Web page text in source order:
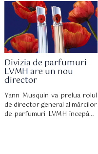
zeci de mii de oameni vin
pentru trei zile de muzică,
artă, nopți lungi și experiențe
care definesc vara. La 15 ani
de la prima ediție, Summer
Well revine cu un line-up
eclectic și un univers
construit în jurul culturii
contemporane.
Divizia de parfumuri
LVMH are un nou
director
Yann Musquin va prelua rolul
de director general al mărcilor
de parfumuri LVMH începând